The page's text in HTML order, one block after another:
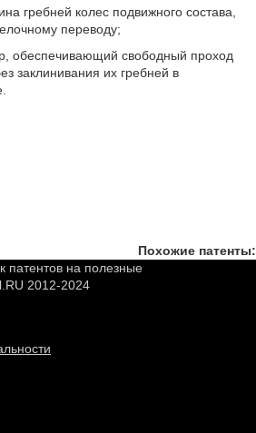
гребней колес подвижного состава,
переводу;
обеспечивающий свободный проход
заклинивания их гребней в
Похожие патенты:
патентов на полезные
2012-2024